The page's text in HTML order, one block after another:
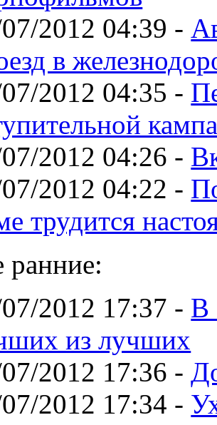
2012 04:39 -
в
2012 04:35 -
2012 04:26 -
2012 04:22 -
трудится
ранние:
2012 17:37 - В
из лучших
2012 17:36 -
2012 17:34 -